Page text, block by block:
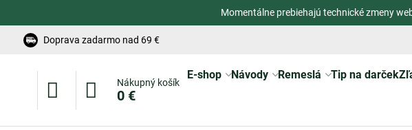
Momentálne prebiehajú technické zmeny
Doprava zadarmo nad 69 €
Nákupný košík
0 €
E-shop Návody Remeslá Tip na darček